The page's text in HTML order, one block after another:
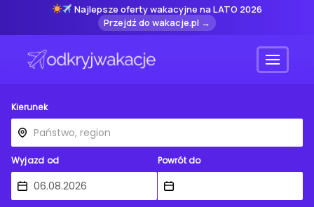
Najlepsze oferty wakacyjne na LATO 2026
Przejdź do wakacje.pl →
Menu
Kierunek
Wyjazd od Powrót do